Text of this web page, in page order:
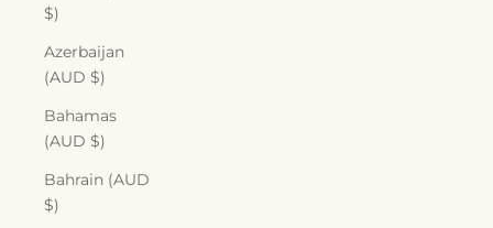
$)
Azerbaijan
(AUD $)
Bahamas
(AUD $)
Bahrain (AUD
$)